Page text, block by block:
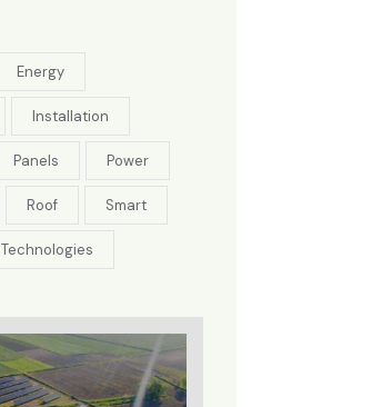
Energy
Installation
Panels Power
Roof Smart
Technologies